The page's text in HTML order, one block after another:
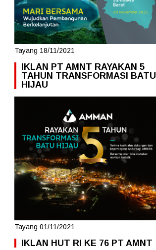
Tayang 18/11/2021
IKLAN PT AMNT RAYAKAN 5
TAHUN TRANSFORMASI BATU
HIJAU
Tayang 01/11/2021
IKLAN HUT RI KE 76 PT AMNT